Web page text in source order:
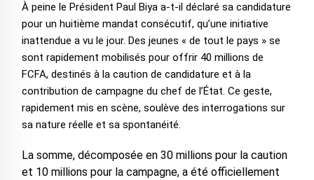
À peine le Président Paul Biya a-t-il déclaré sa candidature
pour un huitième mandat consécutif, qu’une initiative
inattendue a vu le jour. Des jeunes « de tout le pays » se
sont rapidement mobilisés pour offrir 40 millions de
FCFA, destinés à la caution de candidature et à la
contribution de campagne du chef de l’État. Ce geste,
rapidement mis en scène, soulève des interrogations sur
sa nature réelle et sa spontanéité.
La somme, décomposée en 30 millions pour la caution
et 10 millions pour la campagne, a été officiellement